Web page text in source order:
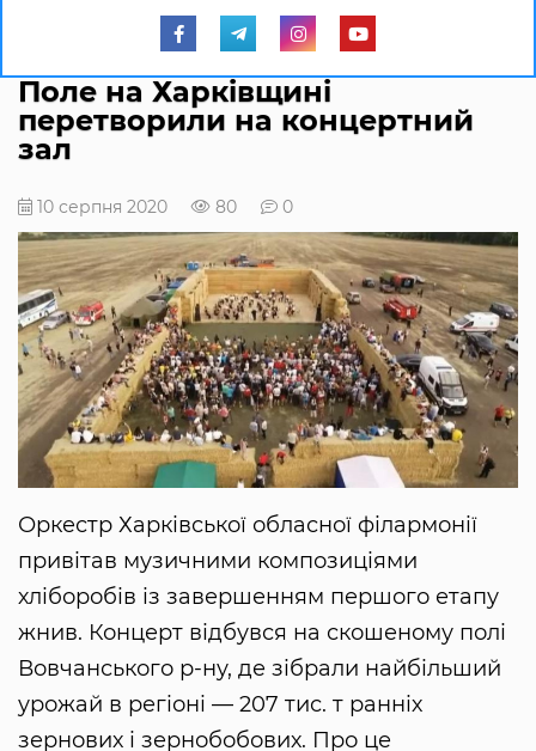
Поле на Харківщині
перетворили на концертний
зал
10 серпня 2020 80 0
Оркестр Харківської обласної філармонії
привітав музичними композиціями
хліборобів із завершенням першого етапу
жнив. Концерт відбувся на скошеному полі
Вовчанського р-ну, де зібрали найбільший
урожай в регіоні — 207 тис. т ранніх
зернових і зернобобових. Про це